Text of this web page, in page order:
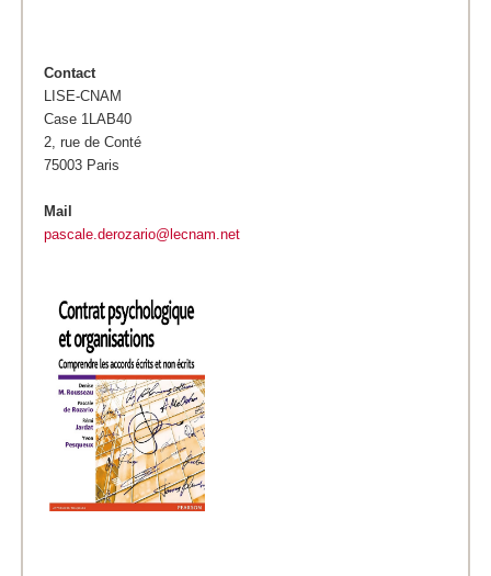
Contact
LISE-CNAM
Case 1LAB40
2, rue de Conté
75003 Paris
Mail
pascale.derozario@lecnam.net